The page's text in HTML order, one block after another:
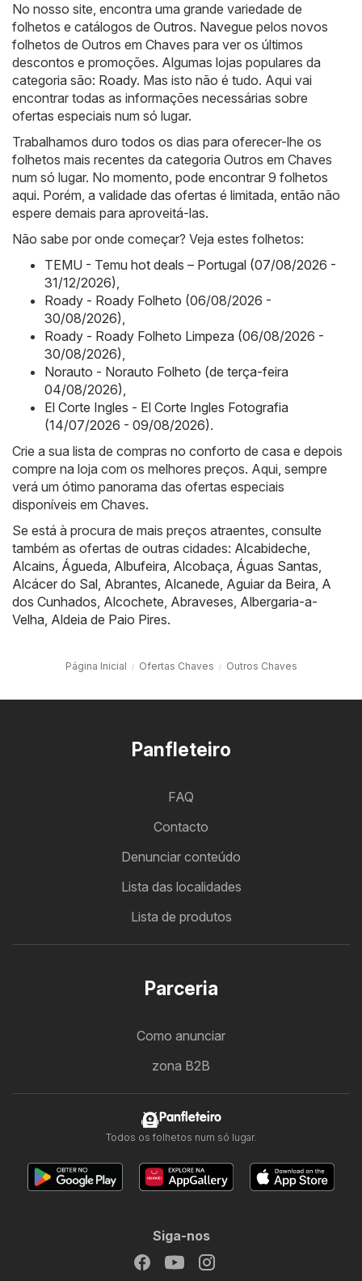
No nosso site, encontra uma grande variedade de
folhetos e catálogos de Outros. Navegue pelos novos
folhetos de Outros em Chaves para ver os últimos
descontos e promoções. Algumas lojas populares da
categoria são: Roady. Mas isto não é tudo. Aqui vai
encontrar todas as informações necessárias sobre
ofertas especiais num só lugar.
Trabalhamos duro todos os dias para oferecer-lhe os
folhetos mais recentes da categoria Outros em Chaves
num só lugar. No momento, pode encontrar 9 folhetos
aqui. Porém, a validade das ofertas é limitada, então não
espere demais para aproveitá-las.
Não sabe por onde começar? Veja estes folhetos:
TEMU - Temu hot deals – Portugal (07/08/2026 -
31/12/2026),
Roady - Roady Folheto (06/08/2026 -
30/08/2026),
Roady - Roady Folheto Limpeza (06/08/2026 -
30/08/2026),
Norauto - Norauto Folheto (de terça-feira
04/08/2026),
El Corte Ingles - El Corte Ingles Fotografia
(14/07/2026 - 09/08/2026).
Crie a sua lista de compras no conforto de casa e depois
compre na loja com os melhores preços. Aqui, sempre
verá um ótimo panorama das ofertas especiais
disponíveis em Chaves.
Se está à procura de mais preços atraentes, consulte
também as ofertas de outras cidades: Alcabideche,
Alcains, Águeda, Albufeira, Alcobaça, Águas Santas,
Alcácer do Sal, Abrantes, Alcanede, Aguiar da Beira, A
dos Cunhados, Alcochete, Abraveses, Albergaria-a-
Velha, Aldeia de Paio Pires.
Página Inicial Ofertas Chaves Outros Chaves
Panfleteiro
FAQ
Contacto
Denunciar conteúdo
Lista das localidades
Lista de produtos
Parceria
Como anunciar
zona B2B
Panfleteiro
Todos os folhetos num só lugar.
Siga-nos